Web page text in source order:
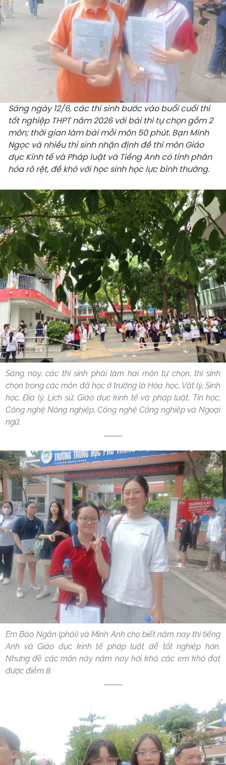
Sáng ngày 12/6, các thí sinh bước vào buổi cuối thi
tốt nghiệp THPT năm 2026 với bài thi tự chọn gồm 2
môn; thời gian làm bài mỗi môn 50 phút. Bạn Minh
Ngọc và nhiều thí sinh nhận định đề thi môn Giáo
dục Kinh tế và Pháp luật và Tiếng Anh có tính phân
hóa rõ rệt, đề khó với học sinh học lực bình thường.
Sáng nay, các thí sinh phải làm hai môn tự chọn, thí sinh
chọn trong các môn đã học ở trường là Hóa học, Vật lý, Sinh
học, Địa lý, Lịch sử, Giáo dục kinh tế và pháp luật, Tin học,
Công nghệ Nông nghiệp, Công nghệ Công nghiệp và Ngoại
ngữ.
Em Bảo Ngân (phải) và Minh Anh cho biết năm nay thi tiếng
Anh và Giáo dục kinh tế pháp luật dễ tốt nghiệp hơn.
Nhưng đề các môn này năm nay hơi khó, các em khó đạt
được điểm 8.